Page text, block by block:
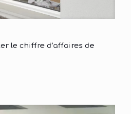
le chiffre d’affaires de